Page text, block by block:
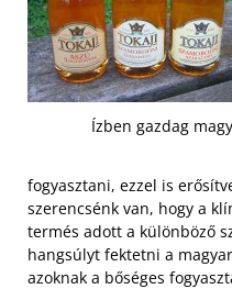
Ízben gazdag
fogyasztani, ezzel is
szerencsénk van, hogy a
termés adott a különböző
hangsúlyt fektetni a
azoknak a bőséges